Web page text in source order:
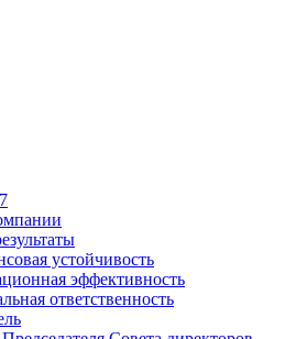
устойчивость
эффективность
ответственность